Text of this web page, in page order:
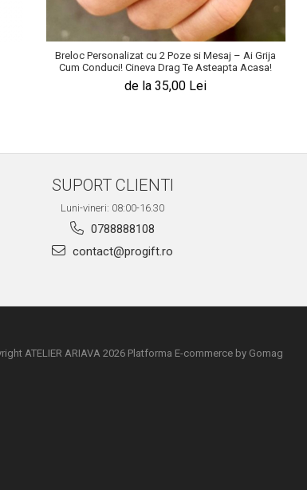
Breloc Personalizat cu 2 Poze si Mesaj – Ai Grija
Cum Conduci! Cineva Drag Te Asteapta Acasa!
de la 35,00 Lei
SUPORT CLIENTI
Luni-vineri: 08:00-16.30
0788888108
contact@progift.ro
ATELIER ARIAVA 2026 Platforma E-commerce by Gomag